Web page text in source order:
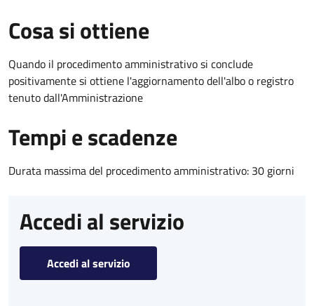
Cosa si ottiene
Quando il procedimento amministrativo si conclude
positivamente si ottiene l'aggiornamento dell'albo o registro
tenuto dall'Amministrazione
Tempi e scadenze
Durata massima del procedimento amministrativo: 30 giorni
Accedi al servizio
Accedi al servizio